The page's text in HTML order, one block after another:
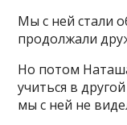
Мы с ней стали
продолжали
Но потом
учиться в
мы с ней не